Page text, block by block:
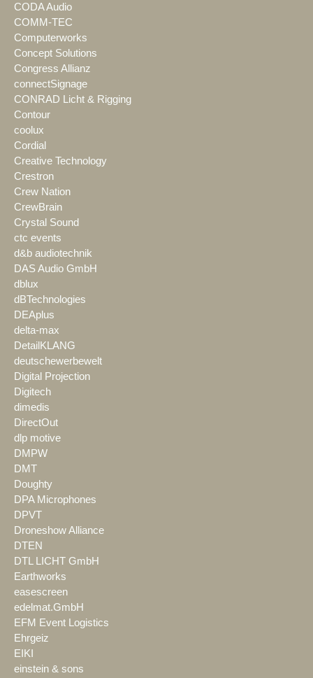
CODA Audio
COMM-TEC
Computerworks
Concept Solutions
Congress Allianz
connectSignage
CONRAD Licht & Rigging
Contour
coolux
Cordial
Creative Technology
Crestron
Crew Nation
CrewBrain
Crystal Sound
ctc events
d&b audiotechnik
DAS Audio GmbH
dblux
dBTechnologies
DEAplus
delta-max
DetailKLANG
deutschewerbewelt
Digital Projection
Digitech
dimedis
DirectOut
dlp motive
DMPW
DMT
Doughty
DPA Microphones
DPVT
Droneshow Alliance
DTEN
DTL LICHT GmbH
Earthworks
easescreen
edelmat.GmbH
EFM Event Logistics
Ehrgeiz
EIKI
einstein & sons